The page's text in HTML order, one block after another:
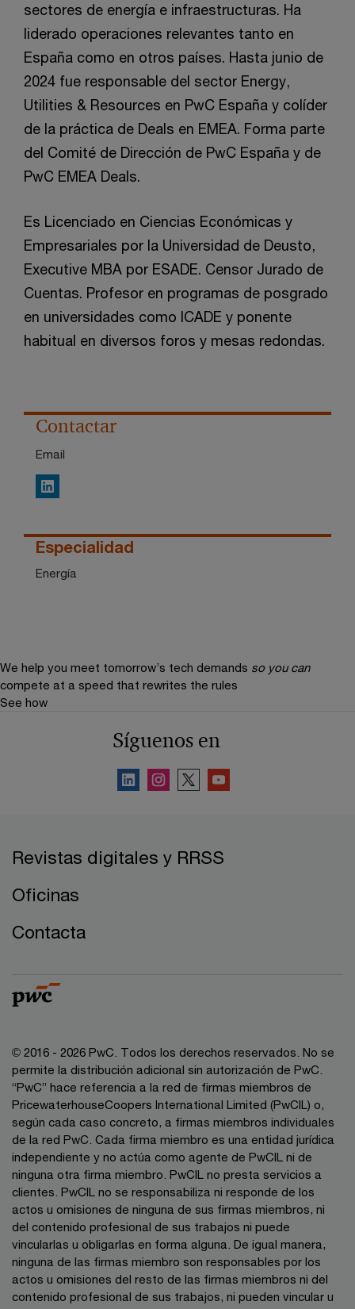
sectores de energía e infraestructuras. Ha
liderado operaciones relevantes tanto en
España como en otros países. Hasta junio de
2024 fue responsable del sector Energy,
Utilities & Resources en PwC España y colíder
de la práctica de Deals en EMEA. Forma parte
del Comité de Dirección de PwC España y de
PwC EMEA Deals.
Es Licenciado en Ciencias Económicas y
Empresariales por la Universidad de Deusto,
Executive MBA por ESADE. Censor Jurado de
Cuentas. Profesor en programas de posgrado
en universidades como ICADE y ponente
habitual en diversos foros y mesas redondas.
Contactar
Email
LinkedIn
Especialidad
Energía
We help you meet tomorrow’s tech demands so you can
compete at a speed that rewrites the rules
See how
Síguenos en
Revistas digitales y RRSS
Oficinas
Contacta
© 2016 - 2026 PwC. Todos los derechos reservados. No se
permite la distribución adicional sin autorización de PwC.
“PwC” hace referencia a la red de firmas miembros de
PricewaterhouseCoopers International Limited (PwCIL) o,
según cada caso concreto, a firmas miembros individuales
de la red PwC. Cada firma miembro es una entidad jurídica
independiente y no actúa como agente de PwCIL ni de
ninguna otra firma miembro. PwCIL no presta servicios a
clientes. PwCIL no se responsabiliza ni responde de los
actos u omisiones de ninguna de sus firmas miembros, ni
del contenido profesional de sus trabajos ni puede
vincularlas u obligarlas en forma alguna. De igual manera,
ninguna de las firmas miembro son responsables por los
actos u omisiones del resto de las firmas miembros ni del
contenido profesional de sus trabajos, ni pueden vincular u